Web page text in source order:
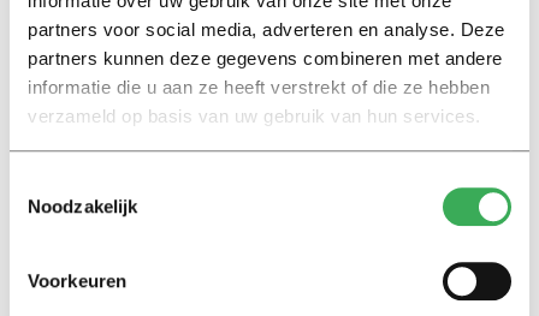
partners voor social media, adverteren en analyse. Deze
partners kunnen deze gegevens combineren met andere
informatie die u aan ze heeft verstrekt of die ze hebben
verzameld op basis van uw gebruik van hun services.
Noodzakelijk
Voorkeuren
hebben afgelost
02 november 2023
Column
Door Hugo ben je niet meer fit
Hugo de Jonge doet een zelftest